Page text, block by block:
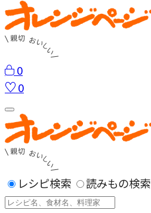
0
0
レシピ検索 読みもの検索